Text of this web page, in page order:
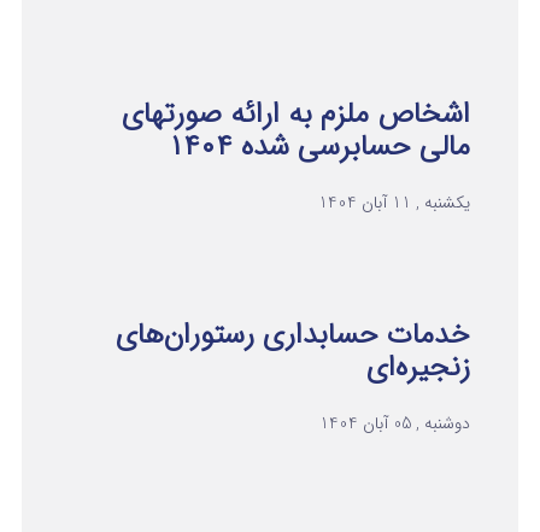
اشخاص ملزم به ارائه صورتهای
مالی حسابرسی شده ۱۴۰۴
یکشنبه , 11 آبان 1404
خدمات حسابداری رستوران‌های
زنجیره‌ای
دوشنبه , 05 آبان 1404